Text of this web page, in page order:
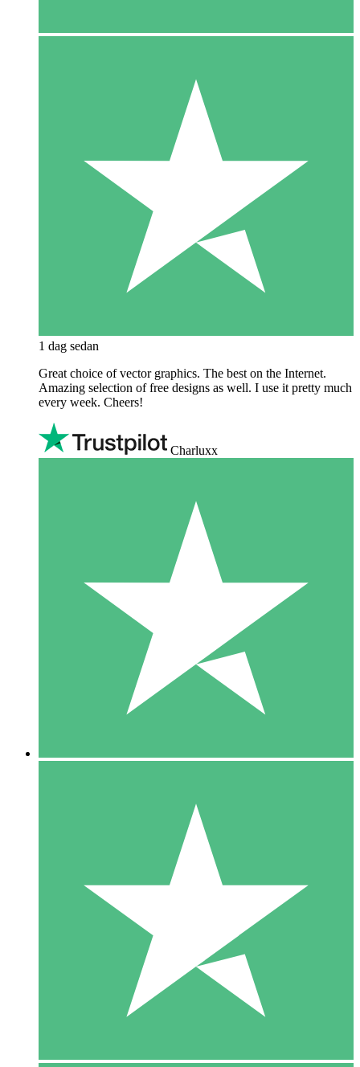
1 dag sedan
Great choice of vector graphics. The best on the Internet.
Amazing selection of free designs as well. I use it pretty much
every week. Cheers!
Charluxx